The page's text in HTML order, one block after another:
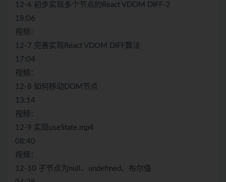
12-6 初步实现多个节点的React VDOM DIFF-2
18:06
视频：
12-7 完善实现React VDOM DIFF算法
17:04
视频：
12-8 如何移动DOM节点
13:14
视频：
12-9 实现useState.mp4
08:40
视频：
12-10 子节点为null、undefined、布尔值